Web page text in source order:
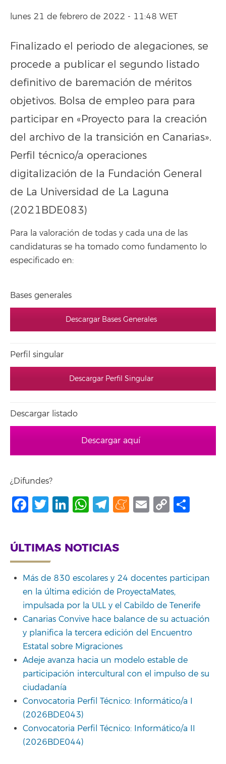
lunes 21 de febrero de 2022 - 11:48 WET
Finalizado el periodo de alegaciones, se
procede a publicar el segundo listado
definitivo de baremación de méritos
objetivos. Bolsa de empleo para para
participar en «Proyecto para la creación
del archivo de la transición en Canarias».
Perfil técnico/a operaciones
digitalización de la Fundación General
de La Universidad de La Laguna
(2021BDE083)
Para la valoración de todas y cada una de las
candidaturas se ha tomado como fundamento lo
especificado en:
Bases generales
Descargar Bases Generales
Perfil singular
Descargar Perfil Singular
Descargar listado
Descargar aquí
¿Difundes?
Facebook
Twitter
LinkedIn
WhatsApp
Telegram
Meneame
Email
Copy
ÚLTIMAS NOTICIAS
Más de 830 escolares y 24 docentes participan
en la última edición de ProyectaMates,
impulsada por la ULL y el Cabildo de Tenerife
Canarias Convive hace balance de su actuación
y planifica la tercera edición del Encuentro
Estatal sobre Migraciones
Adeje avanza hacia un modelo estable de
participación intercultural con el impulso de su
ciudadanía
Convocatoria Perfil Técnico: Informático/a I
(2026BDE043)
Convocatoria Perfil Técnico: Informático/a II
(2026BDE044)